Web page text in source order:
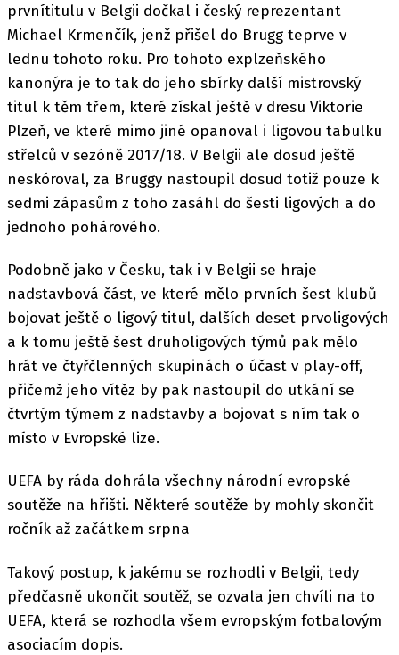
prvnítitulu v Belgii dočkal i český reprezentant
Michael Krmenčík, jenž přišel do Brugg teprve v
lednu tohoto roku. Pro tohoto explzeňského
kanonýra je to tak do jeho sbírky další mistrovský
titul k těm třem, které získal ještě v dresu Viktorie
Plzeň, ve které mimo jiné opanoval i ligovou tabulku
střelců v sezóně 2017/18. V Belgii ale dosud ještě
neskóroval, za Bruggy nastoupil dosud totiž pouze k
sedmi zápasům z toho zasáhl do šesti ligových a do
jednoho pohárového.
Podobně jako v Česku, tak i v Belgii se hraje
nadstavbová část, ve které mělo prvních šest klubů
bojovat ještě o ligový titul, dalších deset prvoligových
a k tomu ještě šest druholigových týmů pak mělo
hrát ve čtyřčlenných skupinách o účast v play-off,
přičemž jeho vítěz by pak nastoupil do utkání se
čtvrtým týmem z nadstavby a bojovat s ním tak o
místo v Evropské lize.
UEFA by ráda dohrála všechny národní evropské
soutěže na hřišti. Některé soutěže by mohly skončit
ročník až začátkem srpna
Takový postup, k jakému se rozhodli v Belgii, tedy
předčasně ukončit soutěž, se ozvala jen chvíli na to
UEFA, která se rozhodla všem evropským fotbalovým
asociacím dopis.